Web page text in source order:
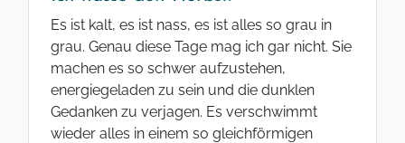
Es ist kalt, es ist nass, es ist alles so grau in
grau. Genau diese Tage mag ich gar nicht. Sie
machen es so schwer aufzustehen,
energiegeladen zu sein und die dunklen
Gedanken zu verjagen. Es verschwimmt
wieder alles in einem so gleichförmigen